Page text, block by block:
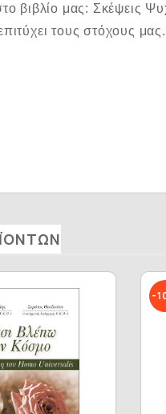
βιβλίο μας: Σκέψεις
τους στόχους μας.
-